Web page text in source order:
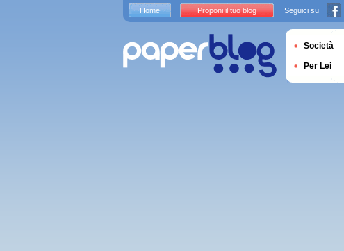
Home Proponi il tuo blog Seguici su
Società
Per Lei